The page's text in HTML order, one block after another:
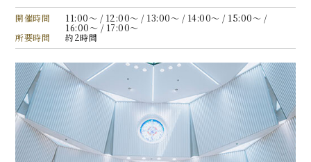
開催時間
11:00〜 / 12:00〜 / 13:00〜 / 14:00〜 / 15:00〜 /
16:00〜 / 17:00〜
所要時間
約2時間